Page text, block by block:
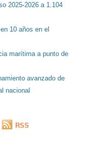
2025-2026 a 1.104
10 años en el
marítima a punto de
avanzado de
nacional
RSS